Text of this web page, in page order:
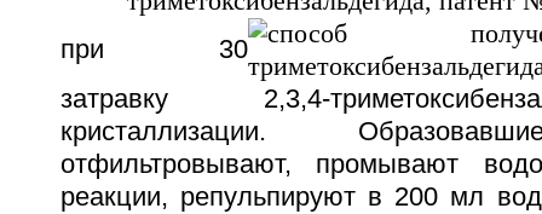
при 30
затравку 2,3,4-
кристаллизации.
отфильтровывают, промывают
реакции, репульпируют в 200 мл